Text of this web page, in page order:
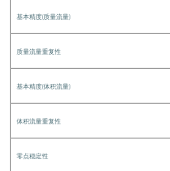
基本精度(质量流量)
质量流量重复性
基本精度(体积流量)
体积流量重复性
零点稳定性